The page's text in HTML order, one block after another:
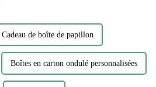
Cadeau de boîte de papillon
Boîtes en carton ondulé personnalisées